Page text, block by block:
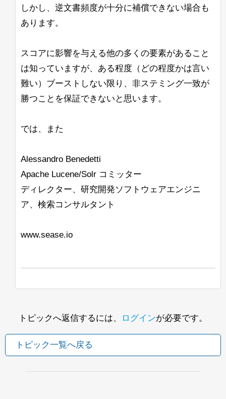
しかし、逆文書頻度が十分に補償できない場合も
あります。
スコアに影響を与える他の多くの要素があること
は知っていますが、ある程度（どの程度かは言い
難い）ブーストしない限り、非ステミング一致が
勝つことを保証できないと思います。
では、また
Alessandro Benedetti
Apache Lucene/Solr コミッター
ディレクター、研究開発ソフトウェアエンジニ
ア、検索コンサルタント
www.sease.io
トピックへ返信するには、 ログインが必要です。
トピック一覧へ戻る